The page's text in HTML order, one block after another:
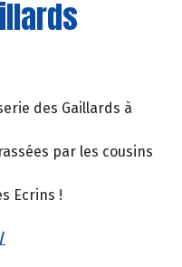
des Gaillards à
par les cousins
Ecrins !